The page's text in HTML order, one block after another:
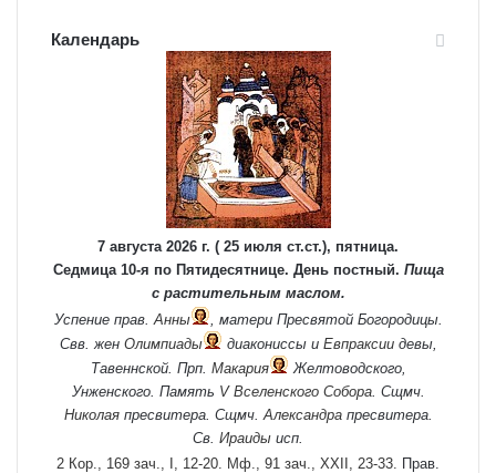
Календарь
7 августа 2026 г. ( 25 июля ст.ст.), пятница.
Седмица 10-я по Пятидесятнице. День постный. Пища
с растительным маслом.
Успение прав. Анны
, матери Пресвятой Богородицы.
Свв. жен Олимпиады диакониссы и Евпраксиидевы,
Тавеннской. Прп. Макария
Желтоводского,
Унженского. Память V Вселенского Собора. Сщмч.
Николаяпресвитера. Сщмч. Александрапресвитера.
Св. Ираиды исп.
2 Кор., 169 зач., I, 12-20. Мф., 91 зач., XXII, 23-33. Прав.